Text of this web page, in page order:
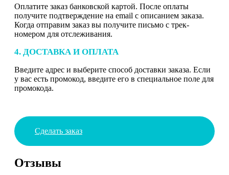
Оплатите заказ банковской картой. После оплаты
получите подтверждение на email с описанием заказа.
Когда отправим заказ вы получите письмо с трек-
номером для отслеживания.
4. ДОСТАВКА И ОПЛАТА
Введите адрес и выберите способ доставки заказа. Если
у вас есть промокод, введите его в специальное поле для
промокода.
Сделать заказ
Отзывы